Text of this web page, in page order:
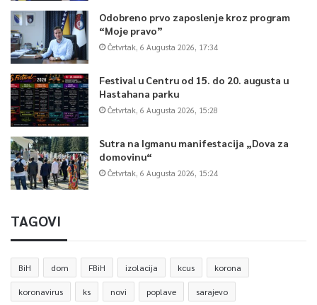
Odobreno prvo zaposlenje kroz program
“Moje pravo”
Četvrtak, 6 Augusta 2026, 17:34
Festival u Centru od 15. do 20. augusta u
Hastahana parku
Četvrtak, 6 Augusta 2026, 15:28
Sutra na Igmanu manifestacija „Dova za
domovinu“
Četvrtak, 6 Augusta 2026, 15:24
TAGOVI
BiH dom FBiH izolacija kcus korona
koronavirus ks novi poplave sarajevo